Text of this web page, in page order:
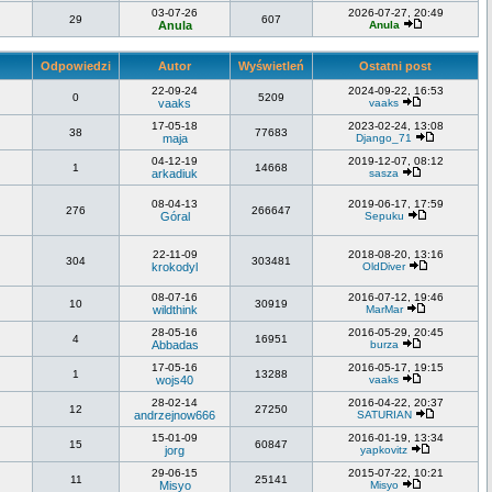
29
03-07-26
Anula 607
2026-07-27, 20:49
Anula
Odpowiedzi Autor Wyświetleń Ostatni post
0
22-09-24
vaaks 5209
2024-09-22, 16:53
vaaks
38
17-05-18
maja 77683
2023-02-24, 13:08
Django_71
1
04-12-19
arkadiuk 14668
2019-12-07, 08:12
sasza
276
08-04-13
Góral 266647
2019-06-17, 17:59
Sepuku
304
22-11-09
krokodyl 303481
2018-08-20, 13:16
OldDiver
10
08-07-16
wildthink 30919
2016-07-12, 19:46
MarMar
4
28-05-16
Abbadas 16951
2016-05-29, 20:45
burza
1
17-05-16
wojs40 13288
2016-05-17, 19:15
vaaks
12
28-02-14
andrzejnow666 27250
2016-04-22, 20:37
SATURIAN
15
15-01-09
jorg 60847
2016-01-19, 13:34
yapkovitz
11
29-06-15
Misyo 25141
2015-07-22, 10:21
Misyo